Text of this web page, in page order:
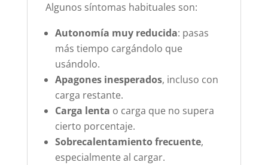
Algunos síntomas habituales son:
Autonomía muy reducida: pasas
más tiempo cargándolo que
usándolo.
Apagones inesperados, incluso con
carga restante.
Carga lenta o carga que no supera
cierto porcentaje.
Sobrecalentamiento frecuente,
especialmente al cargar.